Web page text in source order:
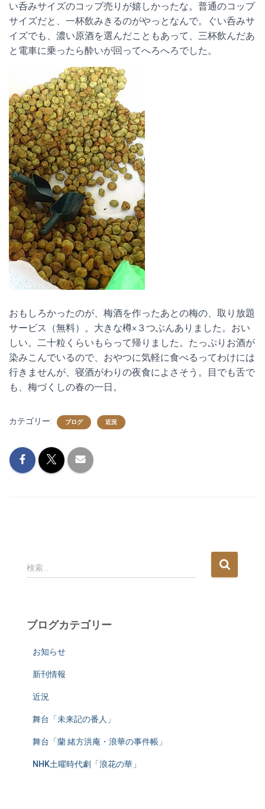
い呑みサイズのコップ売りが嬉しかったな。普通のコップ
サイズだと、一杯飲みきるのがやっとなんで。ぐい呑みサ
イズでも、濃い原酒を選んだこともあって、三杯飲んだあ
と電車に乗ったら酔いが回ってへろへろでした。
おもしろかったのが、梅酒を作ったあとの梅の、取り放題
サービス（無料）。大きな樽×３つぶんありました。おい
しい。二十粒くらいもらって帰りました。たっぷりお酒が
染みこんでいるので、おやつに気軽に食べるってわけには
行きませんが、寝酒がわりの夜食によさそう。目でも舌で
も、梅づくしの春の一日。
カテゴリー: ブログ 近況
検
索
検索…
ブログカテゴリー
お知らせ
新刊情報
近況
舞台「未来記の番人」
舞台「蘭 緒方洪庵・浪華の事件帳」
NHK土曜時代劇「浪花の華」